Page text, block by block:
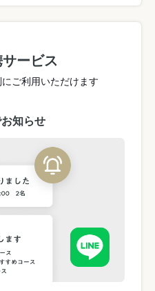
ービス
ご利用いただけます
知らせ